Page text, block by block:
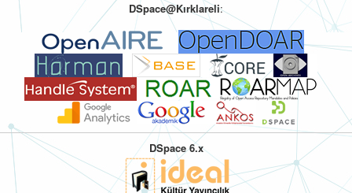
DSpace@Kırklareli:
DSpace 6.x